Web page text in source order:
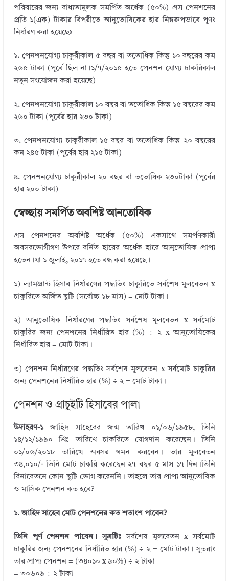
পরিবারের জন্য বাধ্যতামুলক সমর্পিত অর্ধেক (৫০%) গ্রস পেনশনের
প্রতি ১(এক) টাকার বিপরীতে আনুতোষিকের হার নিম্নরুপভাবে পূণঃ
নির্ধারণ করা হয়েছেঃ
১. পেনশনযোগ্য চাকুরীকাল ৫ বছর বা ততোধিক কিন্তু ১০ বছরের কম
২৬৫ টাকা (পূর্বে ছিল না।১/৭/২০১৫ হতে পেনশন যোগ্য চাকরিকাল
নতুন সংযোজন করা হয়েছে)
২. পেনশনযোগ্য চাকুরীকাল ১০ বছর বা ততোধিক কিন্তু ১৫ বছরের কম
২৬০ টাকা (পূর্বের হার ২৩০ টাকা)
৩. পেনশনযোগ্য চাকুরীকাল ১৫ বছর বা ততোধিক কিন্তু ২০ বছরের
কম ২৪৫ টাকা (পূর্বের হার ২১৫ টাকা)
৪. পেনশনযোগ্য চাকুরীকাল ২০ বছর বা ততোধিক ২৩০টাকা (পূর্বের
হার ২০০ টাকা)
স্বেচ্ছায় সমর্পিত অবশিষ্ট আনতোষিক
গ্রস পেনশনের অবশিষ্ট অর্ধেক (৫০%) একসাথে সমর্পণকারী
অবসরভোগীগণ উপরে বর্নিত হারের অর্ধেক হারে আনুতোষিক প্রাপ্য
হতেন।যা ১ জুলাই, ২০১৭ হতে বন্ধ করা হয়েছে।
১) ল্যামগ্রান্ট হিসাব নির্ধারণের পদ্ধতিঃ চাকুরিতে সর্বশেষ মূলবেতন x
চাকুরিতে অর্জিত ছুটি (সর্বোচ্চ ১৮ মাস) = মোট টাকা।
২) আনুতোষিক নির্ধারণের পদ্ধতিঃ সর্বশেষ মূলবেতন x সর্বমোট
চাকুরির জন্য পেনশনের নির্ধারিত হার (%) ÷ ২ x আনুতোষিকের
নির্ধারিত হার = মোট টাকা।
৩) পেনশন নির্ধারণের পদ্ধতিঃ সর্বশেষ মূলবেতন x সর্বমোট চাকুরির
জন্য পেনশনের নির্ধারিত হার (%) ÷ ২ = মোট টাকা।
পেনশন ও গ্রাচুইটি হিসাবের পালা
উদাহরণ-১জাহিদ সাহেবের জন্ম তারিখ ০১/০৬/১৯৫৮, তিনি
১৪/১২/১৯৯০ খ্রিঃ তারিখে চাকরিতে যোগদান করেছেন। তিনি
০১/০৬/২০১৮ তারিখে অবসর গমন করবেন। তার মূলবেতন
৩৪,০১০/- তিনি মোট চাকরি করেছেন ২৭ বছর ৫ মাস ১৭ দিন।তিনি
বিনাবেতনে কোন ছুটি ভোগ করেননি। তাহলে তার প্রাপ্য আনুতোষিক
ও মাসিক পেনশন কত হবে?
১. জাহিদ সাহেব মোট পেনশনের কত শতাংশ পাবেন?
তিনি পূর্ণ পেনশন পাবেন। সুত্রটিঃসর্বশেষ মূলবেতন x সর্বমোট
চাকুরির জন্য পেনশনের নির্ধারিত হার (%) ÷ ২ = মোট টাকা। সুতরাং
তার প্রাপ্য পেনশন = (৩৪০১০ x ৯০%) ÷ ২ টাকা
= ৩০৬০৯ ÷ ২ টাকা